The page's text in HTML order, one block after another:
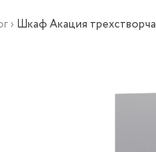
› Шкаф Акация